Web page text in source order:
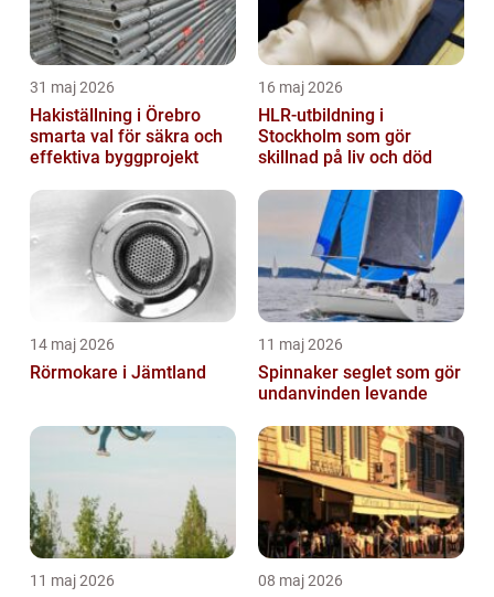
31 maj 2026
Hakiställning i Örebro
smarta val för säkra och
effektiva byggprojekt
16 maj 2026
HLR-utbildning i
Stockholm som gör
skillnad på liv och död
14 maj 2026
Rörmokare i Jämtland
11 maj 2026
Spinnaker seglet som gör
undanvinden levande
11 maj 2026 08 maj 2026